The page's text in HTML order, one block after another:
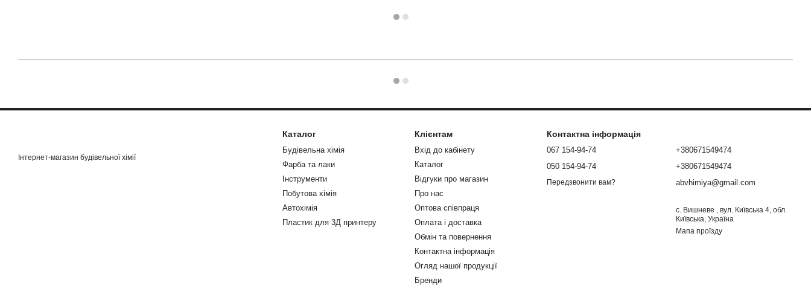
Інтернет-магазин будівельної хімії
Каталог
Будівельна хімія
Фарба та лаки
Інструменти
Побутова хімія
Автохімія
Пластик для 3Д принтеру
Клієнтам
Вхід до кабінету
Каталог
Відгуки про магазин
Про нас
Оптова співпраця
Оплата і доставка
Обмін та повернення
Контактна інформація
Огляд нашої продукції
Бренди
Контактна інформація
067 154-94-74
050 154-94-74
Передзвонити вам?
+380671549474
+380671549474
abvhimiya@gmail.com
с. Вишневе , вул. Київська 4, обл.
Київська, Україна
Мапа проїзду